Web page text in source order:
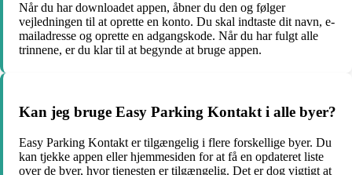
Når du har downloadet appen, åbner du den og følger
vejledningen til at oprette en konto. Du skal indtaste dit navn, e-
mailadresse og oprette en adgangskode. Når du har fulgt alle
trinnene, er du klar til at begynde at bruge appen.
Kan jeg bruge Easy Parking Kontakt i alle byer?
Easy Parking Kontakt er tilgængelig i flere forskellige byer. Du
kan tjekke appen eller hjemmesiden for at få en opdateret liste
over de byer, hvor tjenesten er tilgængelig. Det er dog vigtigt at